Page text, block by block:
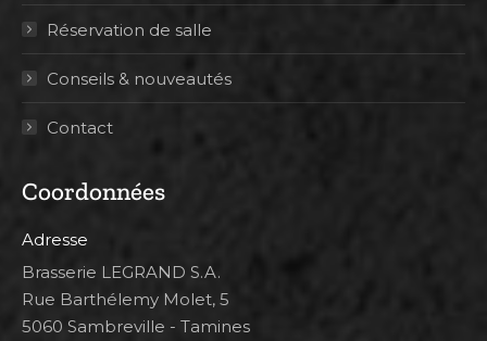
Réservation de salle
Conseils & nouveautés
Contact
Coordonnées
Adresse
Brasserie LEGRAND S.A.
Rue Barthélemy Molet, 5
5060 Sambreville - Tamines